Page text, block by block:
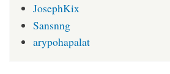
JosephKix
Sansnng
arypohapalat